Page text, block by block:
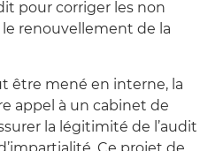
pour corriger les non
renouvellement de la
être mené en interne, la
appel à un cabinet de
la légitimité de l’audit
Ce projet de